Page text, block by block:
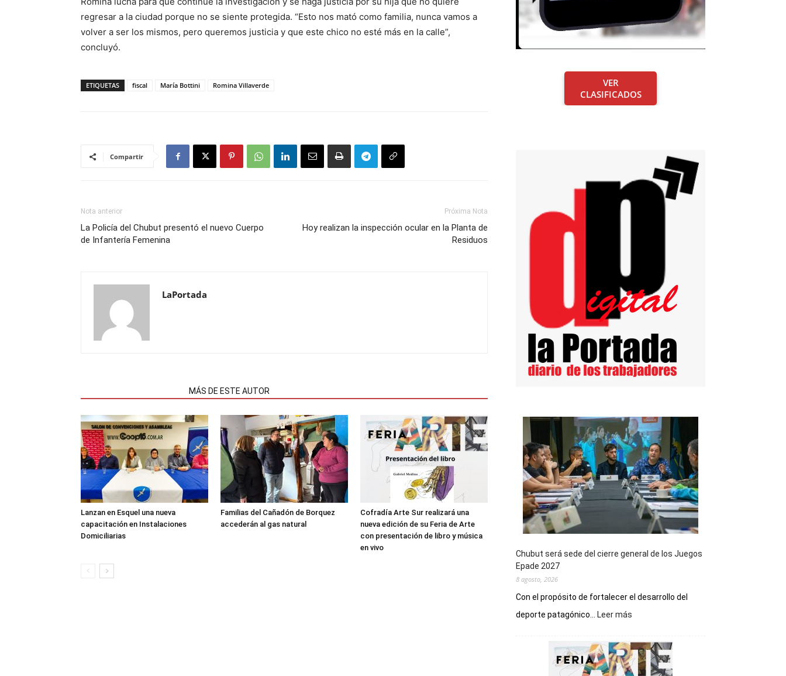
regresar a la ciudad porque no se siente protegida. “Esto nos mató como familia, nunca vamos a
volver a ser los mismos, pero queremos justicia y que este chico no esté más en la calle”,
concluyó.
ETIQUETAS fiscal María Bottini Romina Villaverde
Compartir
Nota anterior
La Policía del Chubut presentó el nuevo Cuerpo
de Infantería Femenina
Próxima Nota
Hoy realizan la inspección ocular en la Planta de
Residuos
LaPortada
MÁS DE ESTE AUTOR
Lanzan en Esquel una nueva
capacitación en Instalaciones
Domiciliarias
Familias del Cañadón de Borquez
accederán al gas natural
Cofradía Arte Sur realizará una
nueva edición de su Feria de Arte
con presentación de libro y música
en vivo
VER
CLASIFICADOS
Chubut será sede del cierre general de los Juegos
Epade 2027
8 agosto, 2026
Con el propósito de fortalecer el desarrollo del
deporte patagónico...
Leer más
sede
del